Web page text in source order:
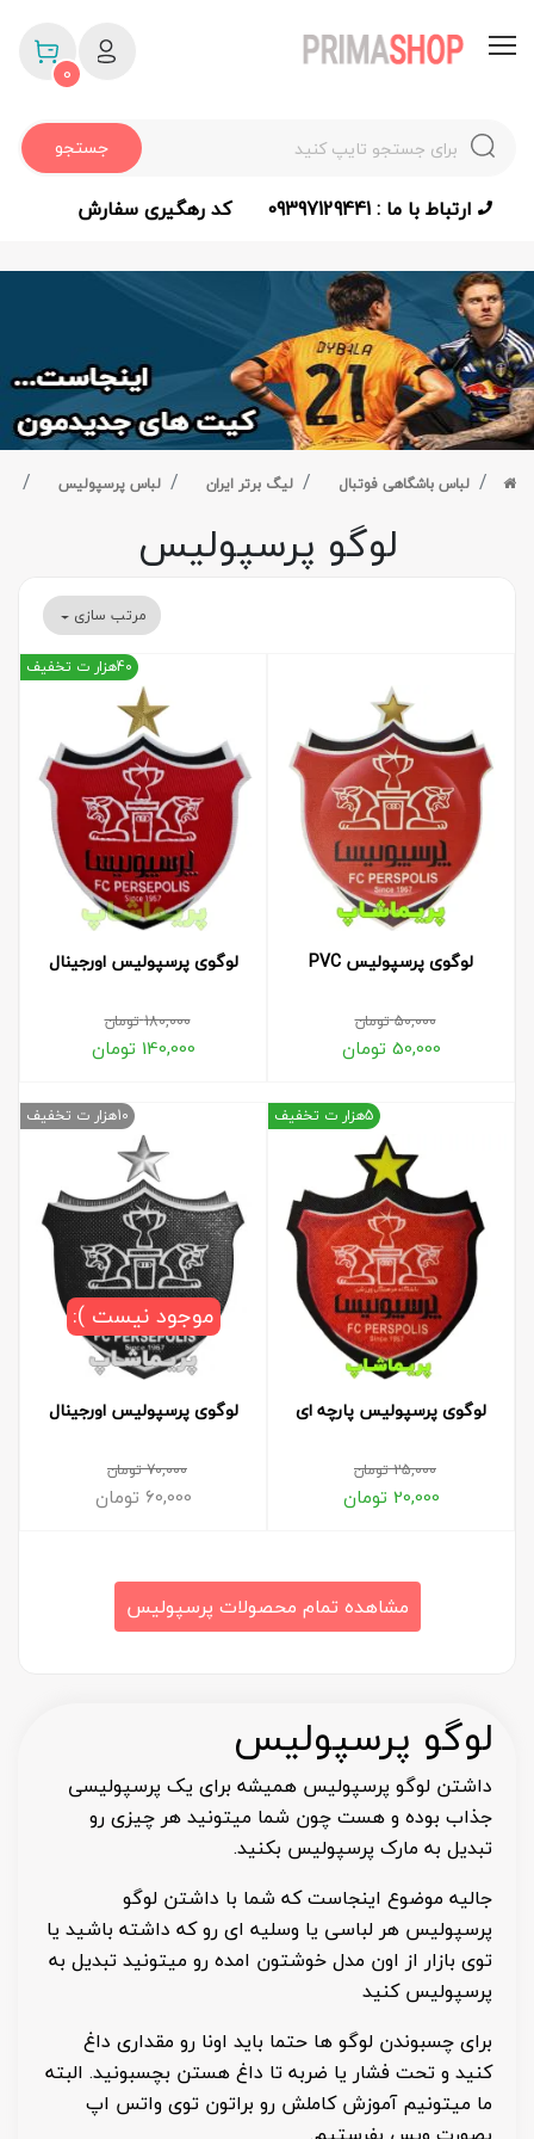
جستجو
0
ارتباط با ما : 09397129441 کد رهگیری سفارش
لباس باشگاهی فوتبال لیگ برتر ایران لباس پرسپولیس
لوگو پرسپولیس
مرتب سازی
لوگوی پرسپولیس PVC
50,000تومان
50,000 تومان
لوگوی پرسپولیس اورجینال
180,000تومان
140,000 تومان
40هزار ت تخفیف
لوگوی پرسپولیس پارچه ای
25,000تومان
20,000 تومان
5هزار ت تخفیف
لوگوی پرسپولیس اورجینال
70,000تومان
60,000 تومان
10هزار ت تخفیف
موجود نیست ):
مشاهده تمام محصولات پرسپولیس
لوگو پرسپولیس
داشتن لوگو پرسپولیس همیشه برای یک پرسپولیسی
جذاب بوده و هست چون شما میتونید هر چیزی رو
تبدیل به مارک پرسپولیس بکنید.
جالیه موضوع اینجاست که شما با داشتن لوگو
پرسپولیس هر لباسی یا وسلیه ای رو که داشته باشید یا
توی بازار از اون مدل خوشتون امده رو میتونید تبدیل به
پرسپولیس کنید
برای چسبوندن لوگو ها حتما باید اونا رو مقداری داغ
کنید و تحت فشار یا ضربه تا داغ هستن بچسبونید. البته
ما میتونیم آموزش کاملش رو براتون توی واتس اپ